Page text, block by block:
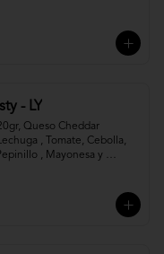
- LY
Queso Cheddar
, Tomate, Cebolla,
, Mayonesa y